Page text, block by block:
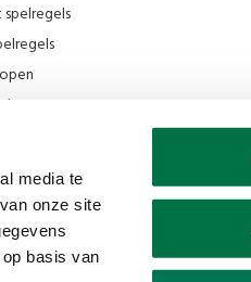
media te
onze site
basis van
Van den Broek Biljarts